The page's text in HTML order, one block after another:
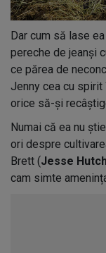
Dar cum să lase
pereche de jeanși
ce părea de
Jenny cea cu
orice să-și
Numai că ea nu
ori despre
Brett (Jesse
cam simte